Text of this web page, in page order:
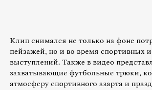
Клип снимался не только на фоне
пейзажей, но и во время спортивных
выступлений. Также в видео
захватывающие футбольные трюки,
атмосферу спортивного азарта и